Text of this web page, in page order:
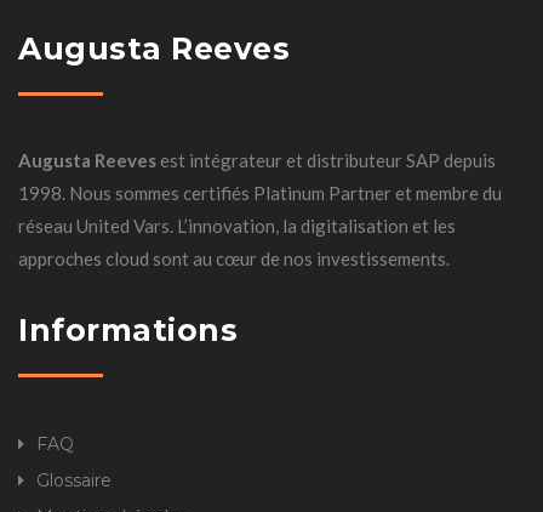
Augusta Reeves
Augusta Reeves est intégrateur et distributeur SAP depuis
1998. Nous sommes certifiés Platinum Partner et membre du
réseau United Vars. L’innovation, la digitalisation et les
approches cloud sont au cœur de nos investissements.
Informations
FAQ
Glossaire